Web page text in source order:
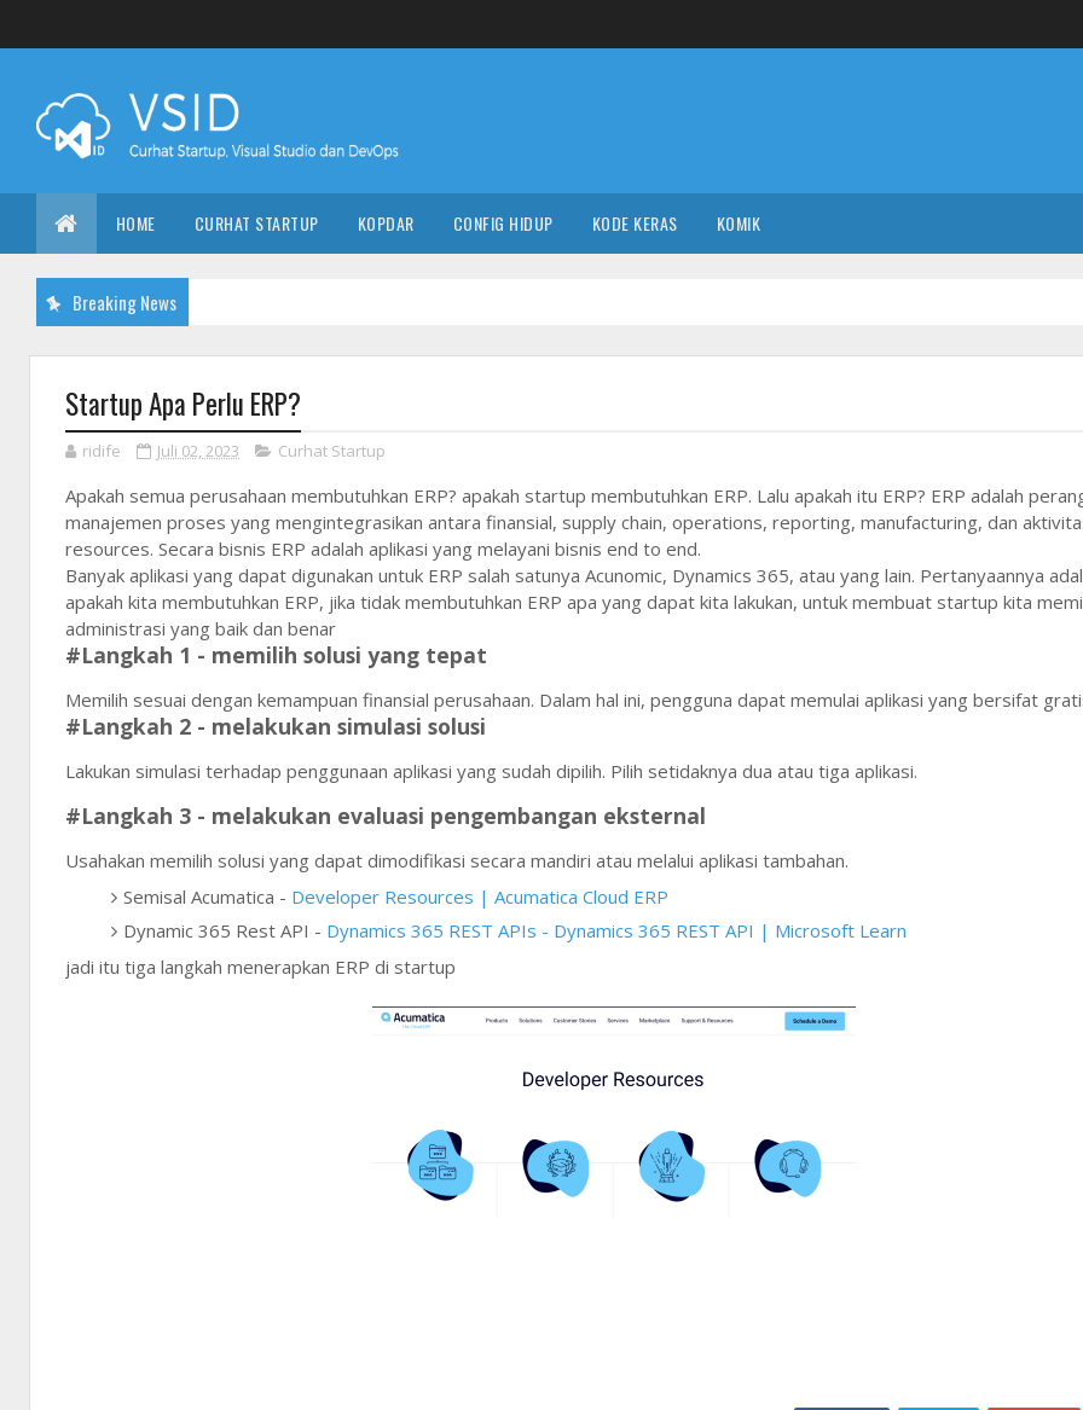
HOME CURHAT STARTUP KOPDAR CONFIG HIDUP KODE KERAS KOMIK
Breaking News
Startup Apa Perlu ERP?
ridife Juli 02, 2023 Curhat Startup
Apakah semua perusahaan membutuhkan ERP? apakah startup membutuhkan ERP. Lalu apakah itu ERP? ERP adalah
manajemen proses yang mengintegrasikan antara finansial, supply chain, operations, reporting, manufacturing, dan
resources. Secara bisnis ERP adalah aplikasi yang melayani bisnis end to end.
Banyak aplikasi yang dapat digunakan untuk ERP salah satunya Acunomic, Dynamics 365, atau yang lain. Pertanyaannya
apakah kita membutuhkan ERP, jika tidak membutuhkan ERP apa yang dapat kita lakukan, untuk membuat startup kita
administrasi yang baik dan benar
#Langkah 1 - memilih solusi yang tepat
Memilih sesuai dengan kemampuan finansial perusahaan. Dalam hal ini, pengguna dapat memulai aplikasi yang bersifat
#Langkah 2 - melakukan simulasi solusi
Lakukan simulasi terhadap penggunaan aplikasi yang sudah dipilih. Pilih setidaknya dua atau tiga aplikasi.
#Langkah 3 - melakukan evaluasi pengembangan eksternal
Usahakan memilih solusi yang dapat dimodifikasi secara mandiri atau melalui aplikasi tambahan.
Semisal Acumatica - Developer Resources | Acumatica Cloud ERP
Dynamic 365 Rest API - Dynamics 365 REST APIs - Dynamics 365 REST API | Microsoft Learn
jadi itu tiga langkah menerapkan ERP di startup